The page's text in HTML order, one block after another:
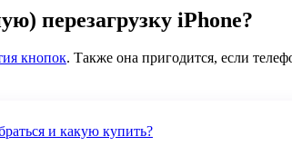
перезагрузку iPhone?
кнопок. Также она пригодится, если
и какую купить?